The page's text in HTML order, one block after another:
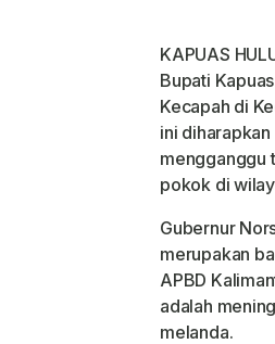
KAPUAS
Bupati
Kecapah di
ini
mengganggu
pokok di
Gubernur
merupakan
APBD
adalah
melanda.